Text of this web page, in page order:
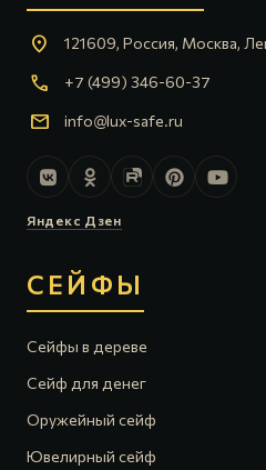
location_on 121609, Россия, Москва,
call +7 (499) 346-60-37
mail info@lux-safe.ru
Яндекс Дзен
СЕЙФЫ
Сейфы в дереве
Сейф для денег
Оружейный сейф
Ювелирный сейф